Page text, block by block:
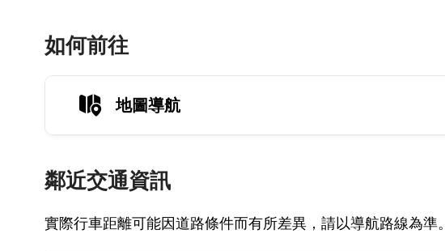
如何前往
地圖導航
鄰近交通資訊
實際行車距離可能因道路條件而有所差異，請以導航路線為準。